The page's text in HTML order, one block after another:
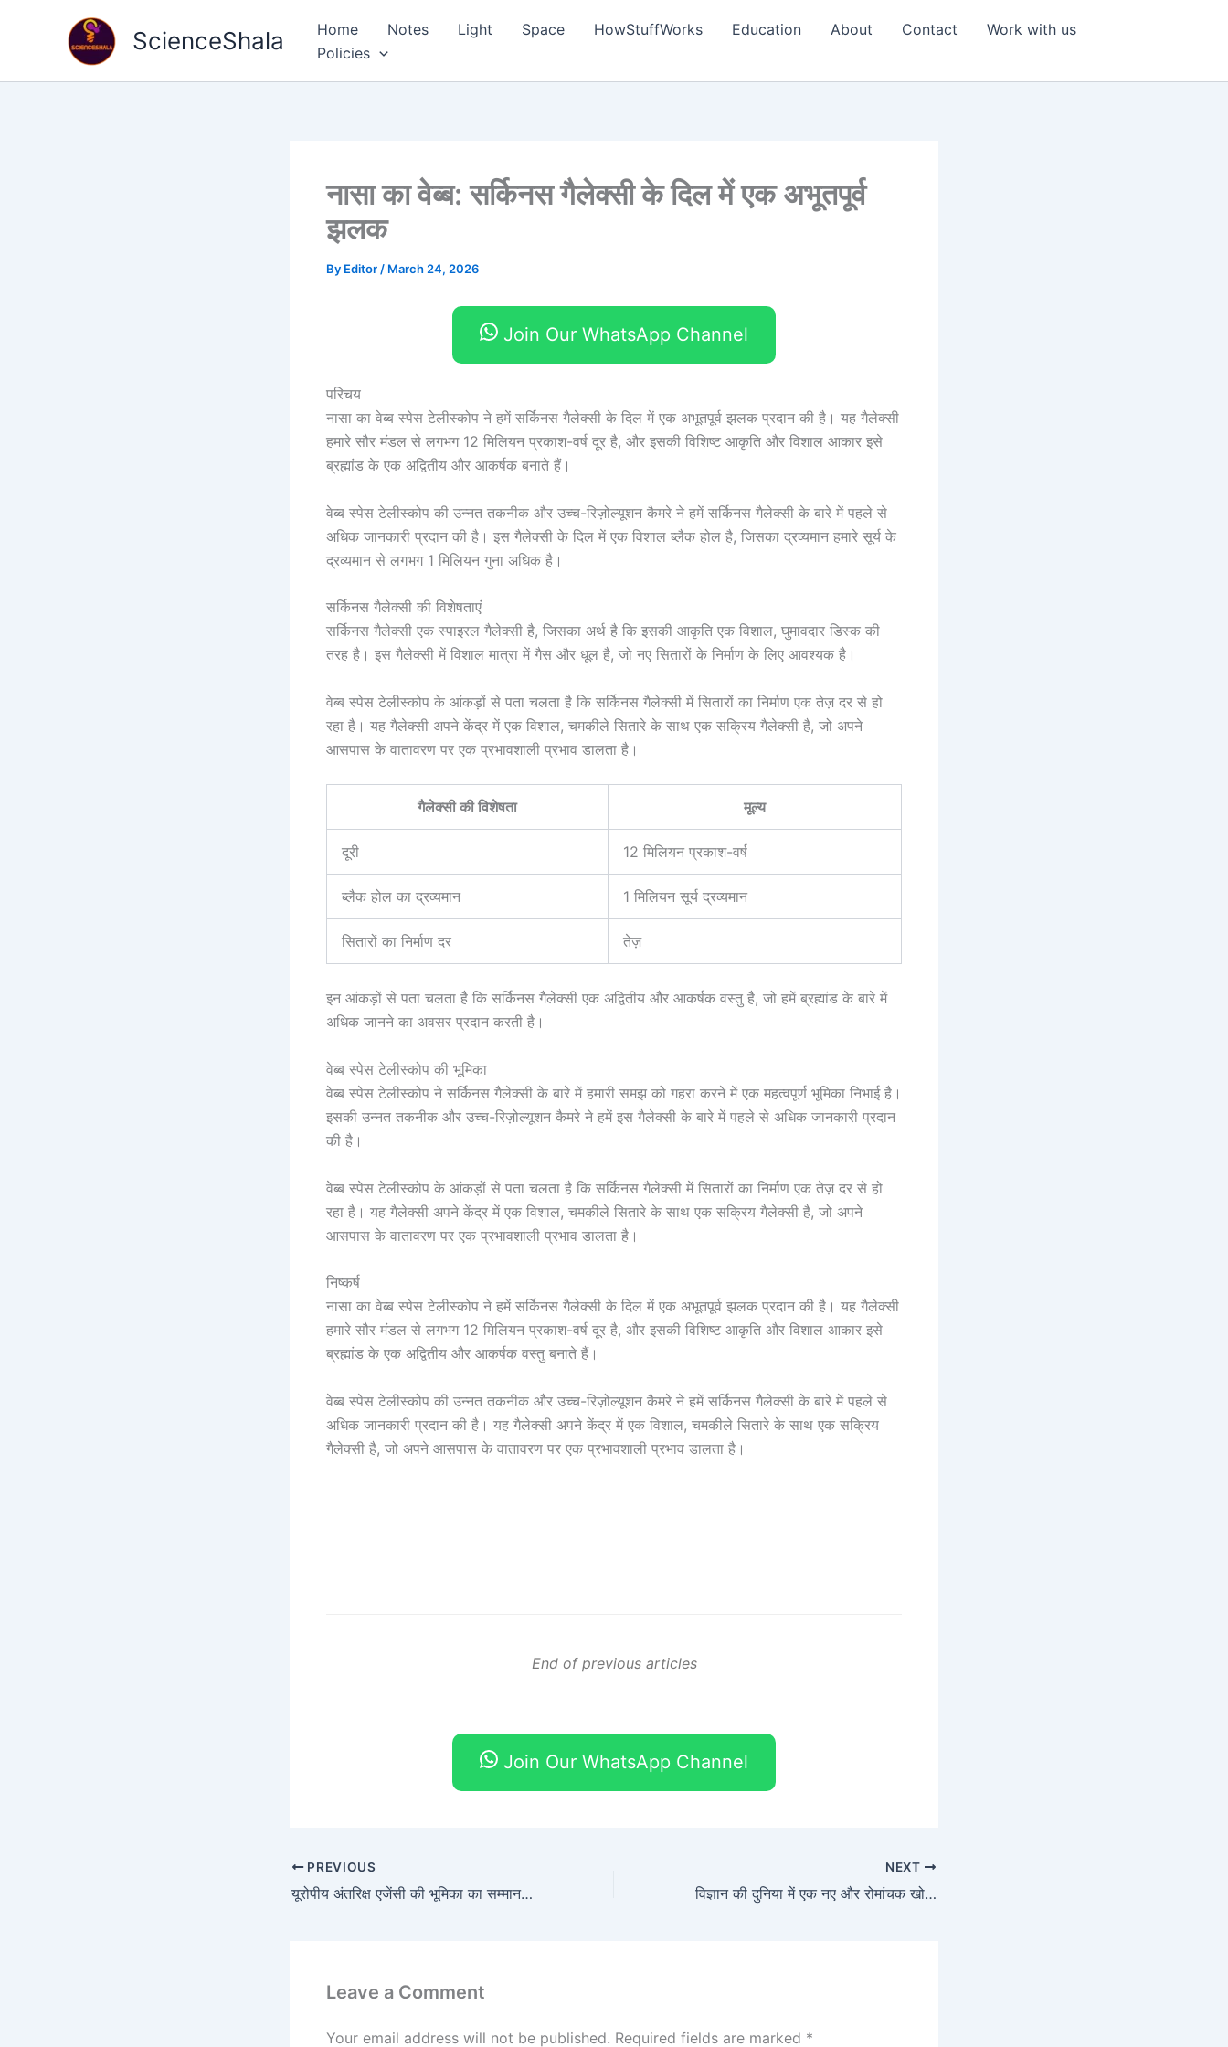
ScienceShala Home Notes Light Space HowStuffWorks Education About Contact
Work with us
Policies
नासा का वेब्ब: सर्किनस गैलेक्सी के दिल में एक अभूतपूर्व
झलक
By Editor / March 24, 2026
Join Our WhatsApp Channel
परिचय
नासा का वेब्ब स्पेस टेलीस्कोप ने हमें सर्किनस गैलेक्सी के दिल में एक अभूतपूर्व झलक प्रदान की है। यह गैलेक्सी
हमारे सौर मंडल से लगभग 12 मिलियन प्रकाश-वर्ष दूर है, और इसकी विशिष्ट आकृति और विशाल आकार इसे
ब्रह्मांड के एक अद्वितीय और आकर्षक बनाते हैं।
वेब्ब स्पेस टेलीस्कोप की उन्नत तकनीक और उच्च-रिज़ोल्यूशन कैमरे ने हमें सर्किनस गैलेक्सी के बारे में पहले से
अधिक जानकारी प्रदान की है। इस गैलेक्सी के दिल में एक विशाल ब्लैक होल है, जिसका द्रव्यमान हमारे सूर्य के
द्रव्यमान से लगभग 1 मिलियन गुना अधिक है।
सर्किनस गैलेक्सी की विशेषताएं
सर्किनस गैलेक्सी एक स्पाइरल गैलेक्सी है, जिसका अर्थ है कि इसकी आकृति एक विशाल, घुमावदार डिस्क की
तरह है। इस गैलेक्सी में विशाल मात्रा में गैस और धूल है, जो नए सितारों के निर्माण के लिए आवश्यक है।
वेब्ब स्पेस टेलीस्कोप के आंकड़ों से पता चलता है कि सर्किनस गैलेक्सी में सितारों का निर्माण एक तेज़ दर से हो
रहा है। यह गैलेक्सी अपने केंद्र में एक विशाल, चमकीले सितारे के साथ एक सक्रिय गैलेक्सी है, जो अपने
आसपास के वातावरण पर एक प्रभावशाली प्रभाव डालता है।
गैलेक्सी की विशेषता मूल्य
दूरी 12 मिलियन प्रकाश-वर्ष
ब्लैक होल का द्रव्यमान 1 मिलियन सूर्य द्रव्यमान
सितारों का निर्माण दर तेज़
इन आंकड़ों से पता चलता है कि सर्किनस गैलेक्सी एक अद्वितीय और आकर्षक वस्तु है, जो हमें ब्रह्मांड के बारे में
अधिक जानने का अवसर प्रदान करती है।
वेब्ब स्पेस टेलीस्कोप की भूमिका
वेब्ब स्पेस टेलीस्कोप ने सर्किनस गैलेक्सी के बारे में हमारी समझ को गहरा करने में एक महत्वपूर्ण भूमिका निभाई है।
इसकी उन्नत तकनीक और उच्च-रिज़ोल्यूशन कैमरे ने हमें इस गैलेक्सी के बारे में पहले से अधिक जानकारी प्रदान
की है।
वेब्ब स्पेस टेलीस्कोप के आंकड़ों से पता चलता है कि सर्किनस गैलेक्सी में सितारों का निर्माण एक तेज़ दर से हो
रहा है। यह गैलेक्सी अपने केंद्र में एक विशाल, चमकीले सितारे के साथ एक सक्रिय गैलेक्सी है, जो अपने
आसपास के वातावरण पर एक प्रभावशाली प्रभाव डालता है।
निष्कर्ष
नासा का वेब्ब स्पेस टेलीस्कोप ने हमें सर्किनस गैलेक्सी के दिल में एक अभूतपूर्व झलक प्रदान की है। यह गैलेक्सी
हमारे सौर मंडल से लगभग 12 मिलियन प्रकाश-वर्ष दूर है, और इसकी विशिष्ट आकृति और विशाल आकार इसे
ब्रह्मांड के एक अद्वितीय और आकर्षक वस्तु बनाते हैं।
वेब्ब स्पेस टेलीस्कोप की उन्नत तकनीक और उच्च-रिज़ोल्यूशन कैमरे ने हमें सर्किनस गैलेक्सी के बारे में पहले से
अधिक जानकारी प्रदान की है। यह गैलेक्सी अपने केंद्र में एक विशाल, चमकीले सितारे के साथ एक सक्रिय
गैलेक्सी है, जो अपने आसपास के वातावरण पर एक प्रभावशाली प्रभाव डालता है।
End of previous articles
Join Our WhatsApp Channel
PREVIOUS
यूरोपीय अंतरिक्ष एजेंसी की भूमिका का सम्मान: 10 एस्टरॉइड्स का नामकरण
NEXT
विज्ञान की दुनिया में एक नए और रोमांचक खोज से हमें पता चलता है कि पानी का एक विशेष रूप, जिसे सुपरआयनिक पानी कहा जाता है, विशाल ग्रहों के चुंबकीय क्षेत्रों को शक्ति प्रदान कर सकता है।
Leave a Comment
Your email address will not be published. Required fields are marked *